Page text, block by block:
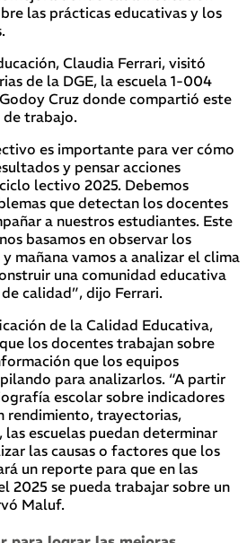
las prácticas educativas y los
Claudia Ferrari, visitó
de la DGE, la escuela 1-004
Cruz donde compartió este
trabajo.
es importante para ver cómo
y pensar acciones
lectivo 2025. Debemos
que detectan los docentes
a nuestros estudiantes. Este
basamos en observar los
mañana vamos a analizar el clima
una comunidad educativa
calidad”, dijo Ferrari.
de la Calidad Educativa,
los docentes trabajan sobre
que los equipos
para analizarlos. “A partir
escolar sobre indicadores
rendimiento, trayectorias,
escuelas puedan determinar
las causas o factores que los
un reporte para que en las
2025 se pueda trabajar sobre un
Maluf.